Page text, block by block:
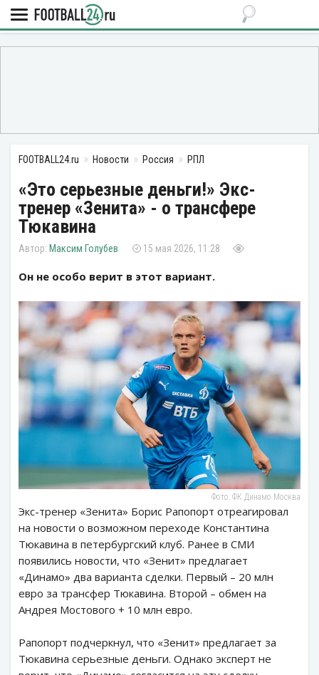
FOOTBALL24.ru Новости Россия РПЛ
«Это серьезные деньги!» Экс-
тренер «Зенита» - о трансфере
Тюкавина
Максим Голубев 15 мая 2026, 11:28
Он не особо верит в этот вариант.
Фото: ФК Динамо Москва
Экс-тренер «Зенита» Борис Рапопорт отреагировал
на новости о возможном переходе Константина
Тюкавина в петербургский клуб. Ранее в СМИ
появились новости, что «Зенит» предлагает
«Динамо» два варианта сделки. Первый – 20 млн
евро за трансфер Тюкавина. Второй – обмен на
Андрея Мостового + 10 млн евро.
Рапопорт подчеркнул, что «Зенит» предлагает за
Тюкавина серьезные деньги. Однако эксперт не